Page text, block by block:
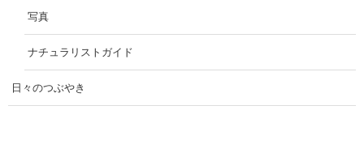
写真
ナチュラリストガイド
日々のつぶやき